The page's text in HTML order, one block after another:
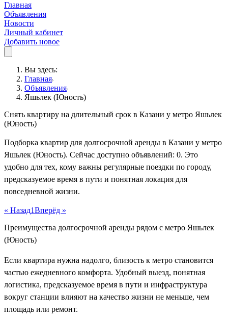
Главная
Объявления
Новости
Личный кабинет
Добавить новое
Вы здесь:
Главная
Объявления
Яшьлек (Юность)
Снять квартиру на длительный срок в Казани у метро Яшьлек
(Юность)
Подборка квартир для долгосрочной аренды в Казани у метро
Яшьлек (Юность). Сейчас доступно объявлений: 0. Это
удобно для тех, кому важны регулярные поездки по городу,
предсказуемое время в пути и понятная локация для
повседневной жизни.
« Назад1Вперёд »
Преимущества долгосрочной аренды рядом с метро Яшьлек
(Юность)
Если квартира нужна надолго, близость к метро становится
частью ежедневного комфорта. Удобный выезд, понятная
логистика, предсказуемое время в пути и инфраструктура
вокруг станции влияют на качество жизни не меньше, чем
площадь или ремонт.